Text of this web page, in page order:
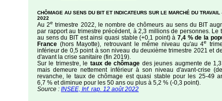
CHÔMAGE AU SENS DU BIT ET INDICATEURS SUR LE MARCHÉ DU TRAVAIL
2022
Au 2e trimestre 2022, le nombre de chômeurs au sens du BIT
par rapport au trimestre précédent, à 2,3 millions de personnes. Le
au sens du BIT est ainsi quasi stable (+0,1 point) à7,4 % de la
France (hors Mayotte), retrouvant le même niveau qu'au 4e
inférieur de 0,5 point à son niveau du deuxième trimestre 2021 et
d'avant la crise sanitaire (fin 2019).
Sur le trimestre, le taux de chômage des jeunes augmente de
mais demeure nettement inférieur à son niveau d'avant-crise
revanche, le taux de chômage est quasi stable pour les 25-49
6,7 % et diminue pour les 50 ans ou plus à 5,2 % (-0,3 point).
Source : INSEE, Inf. rap. 12 août 2022